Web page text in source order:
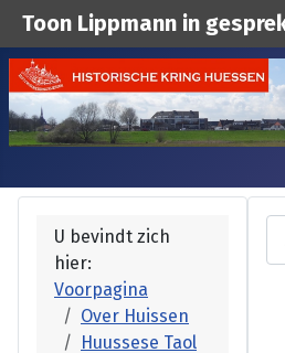
U bevindt zich
hier:
Voorpagina
Over Huissen
Huussese Taol
Toon Lippmann in